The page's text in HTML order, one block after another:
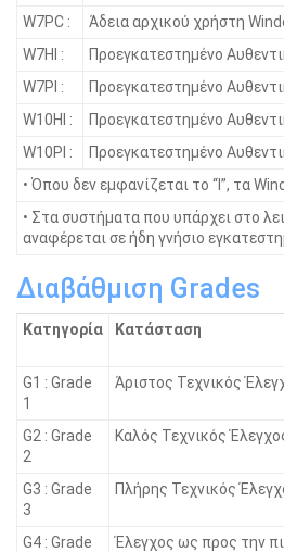
W7PC :
Άδεια αρχικού χρήστη
W7HI :
Προεγκατεστημένο
W7PI :
Προεγκατεστημένο
W10HI :
Προεγκατεστημένο
W10PI :
Προεγκατεστημένο
• Όπου δεν εμφανίζεται το “I”, τα
• Στα συστήματα που υπάρχει στο
αναφέρεται σε ήδη γνήσιο
Διαβάθμιση Grades
Κατηγορία Κατάσταση
G1 : Grade
1
Άριστος Τεχνικός
G2 : Grade
2
Καλός Τεχνικός
G3 : Grade
3
Πλήρης Τεχνικός
G4 : Grade
Έλεγχος ως προς την